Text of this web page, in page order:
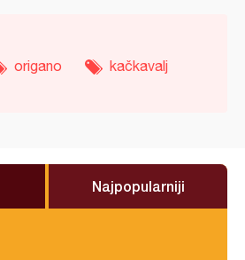
origano
kačkavalj
Najpopularniji